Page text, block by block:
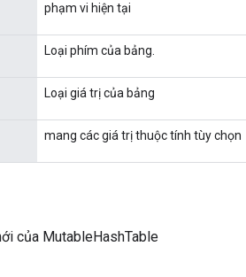
phạm vi hiện tại
Loại phím của bảng.
Loại giá trị của bảng
mang các giá trị thuộc tính tùy chọn
của MutableHashTable